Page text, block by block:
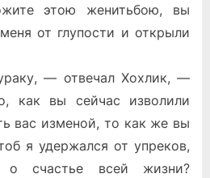
этою женитьбою, вы
от глупости и открыли
— отвечал Хохлик, —
как вы сейчас изволили
вас изменой, то как же вы
я удержался от упреков,
о счастье всей жизни?